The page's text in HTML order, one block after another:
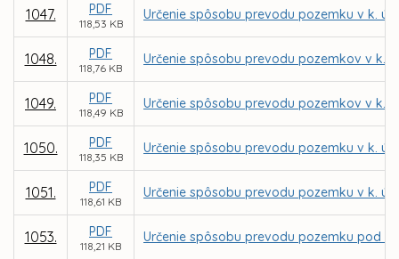
1047. PDF
118,53 KB
Určenie spôsobu prevodu pozemku v k.
1048. PDF
118,76 KB
Určenie spôsobu prevodu pozemkov v k.
1049. PDF
118,49 KB
Určenie spôsobu prevodu pozemkov v k.
1050. PDF
118,35 KB
Určenie spôsobu prevodu pozemku v k. ú.
1051. PDF
118,61 KB
Určenie spôsobu prevodu pozemku v k.
1053. PDF
118,21 KB
Určenie spôsobu prevodu pozemku pod